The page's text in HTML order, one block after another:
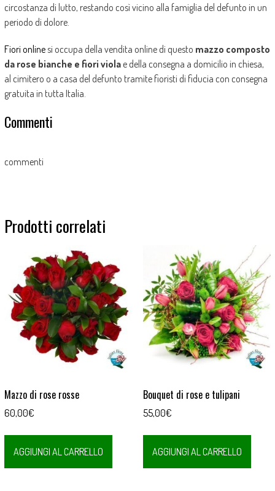
circostanza di lutto, restando così vicino alla famiglia del defunto in un
periodo di dolore.
Fiori onlinesi occupa della vendita online di questo mazzo composto
da rose bianche e fiori violae della consegna a domicilio in chiesa,
al cimitero o a casa del defunto tramite fioristi di fiducia con consegna
gratuita in tutta Italia.
Commenti
commenti
Prodotti correlati
Mazzo di rose rosse
60,00€
AGGIUNGI AL CARRELLO
Bouquet di rose e tulipani
55,00€
AGGIUNGI AL CARRELLO